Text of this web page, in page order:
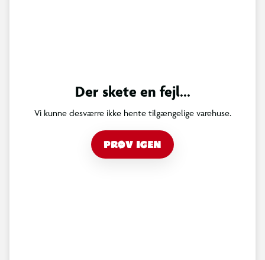
Der skete en fejl...
Vi kunne desværre ikke hente tilgængelige varehuse.
PRØV IGEN